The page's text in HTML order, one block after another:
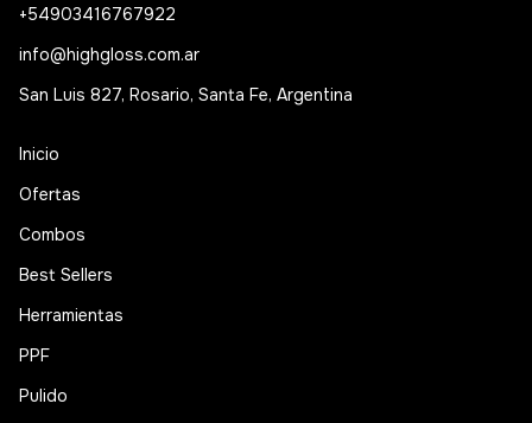
+54903416767922
info@highgloss.com.ar
San Luis 827, Rosario, Santa Fe, Argentina
Inicio
Ofertas
Combos
Best Sellers
Herramientas
PPF
Pulido